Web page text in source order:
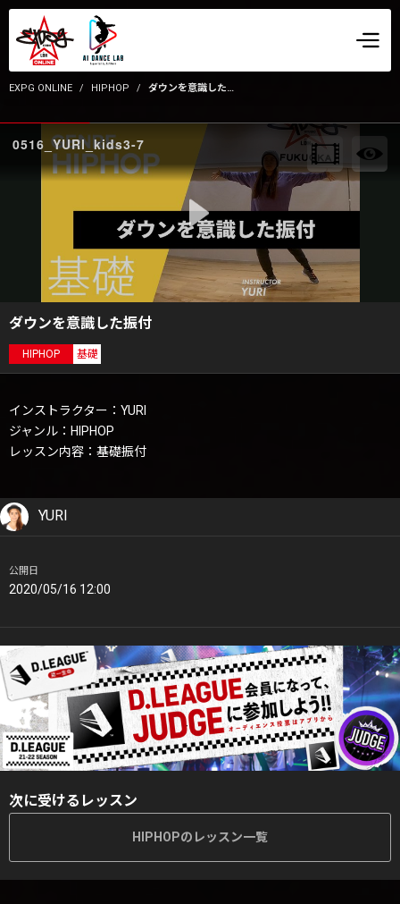
EXPG ONLINE HIPHOP ダウンを意識した振付
0516_YURI_kids3-7
ダウンを意識した振付
HIPHOP 基礎
インストラクター：YURI
ジャンル：HIPHOP
レッスン内容：基礎振付
YURI
公開日
2020/05/16 12:00
次に受けるレッスン
HIPHOPのレッスン一覧